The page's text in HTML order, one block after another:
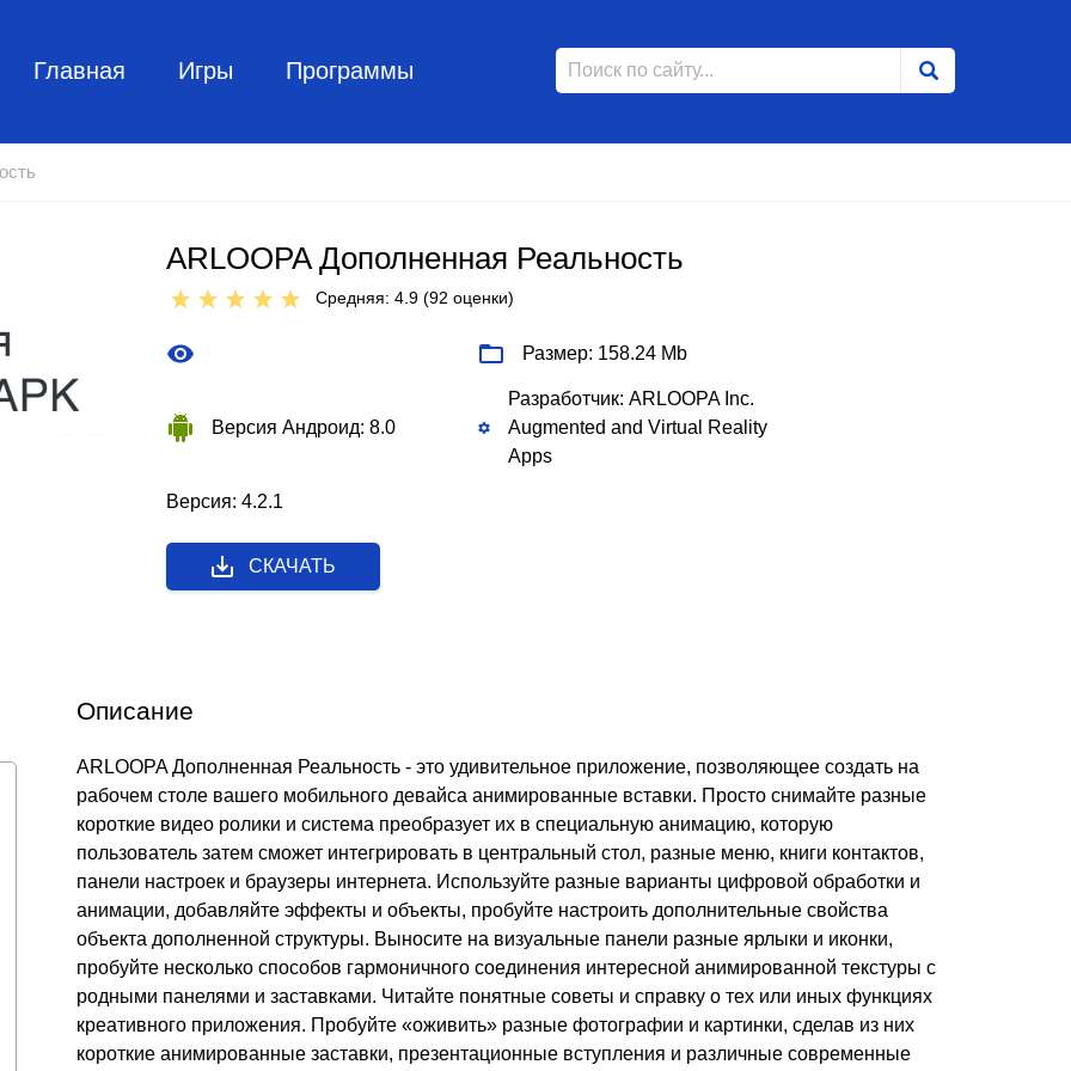
Главная Игры Программы
ARLOOPA Дополненная Реальность
Средняя: 4.9 (92 оценки)
Размер: 158.24 Mb
Версия Андроид: 8.0
Разработчик: ARLOOPA Inc.
Augmented and Virtual Reality
Apps
Версия: 4.2.1
СКАЧАТЬ
Описание
ARLOOPA Дополненная Реальность - это удивительное приложение, позволяющее создать на
рабочем столе вашего мобильного девайса анимированные вставки. Просто снимайте разные
короткие видео ролики и система преобразует их в специальную анимацию, которую
пользователь затем сможет интегрировать в центральный стол, разные меню, книги контактов,
панели настроек и браузеры интернета. Используйте разные варианты цифровой обработки и
анимации, добавляйте эффекты и объекты, пробуйте настроить дополнительные свойства
объекта дополненной структуры. Выносите на визуальные панели разные ярлыки и иконки,
пробуйте несколько способов гармоничного соединения интересной анимированной текстуры с
родными панелями и заставками. Читайте понятные советы и справку о тех или иных функциях
креативного приложения. Пробуйте «оживить» разные фотографии и картинки, сделав из них
короткие анимированные заставки, презентационные вступления и различные современные